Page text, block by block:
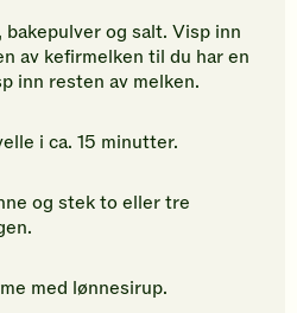
din
vurdering.
din
bakepulver og salt. Visp inn
av kefirmelken til du har en
inn resten av melken.
i ca. 15 minutter.
og stek to eller tre
med lønnesirup.